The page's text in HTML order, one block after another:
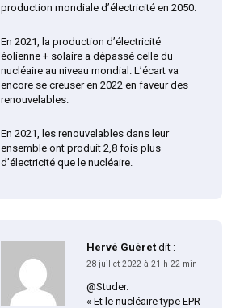
production mondiale d’électricité en 2050.
En 2021, la production d’électricité
éolienne + solaire a dépassé celle du
nucléaire au niveau mondial. L’écart va
encore se creuser en 2022 en faveur des
renouvelables.
En 2021, les renouvelables dans leur
ensemble ont produit 2,8 fois plus
d’électricité que le nucléaire.
Hervé Guéret dit :
28 juillet 2022 à 21 h 22 min
@Studer.
« Et le nucléaire type EPR